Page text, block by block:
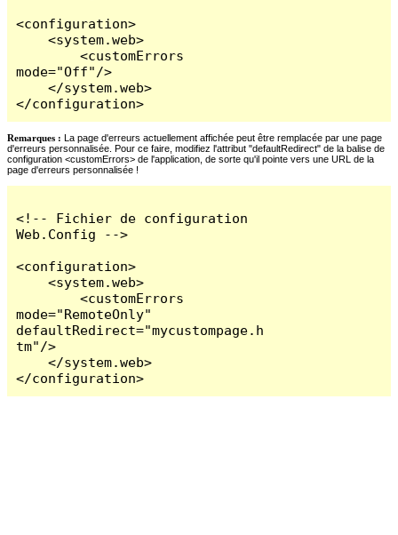
<configuration>
    <system.web>
        <customErrors
mode="Off"/>
    </system.web>
</configuration>
Remarques : La page d'erreurs actuellement affichée peut être remplacée par une page
d'erreurs personnalisée. Pour ce faire, modifiez l'attribut "defaultRedirect" de la balise de
configuration <customErrors> de l'application, de sorte qu'il pointe vers une URL de la
page d'erreurs personnalisée !
<!-- Fichier de configuration
Web.Config -->
<configuration>
    <system.web>
        <customErrors
mode="RemoteOnly"
defaultRedirect="mycustompage.h
tm"/>
    </system.web>
</configuration>